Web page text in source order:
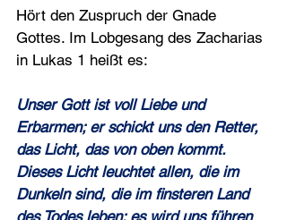
Hört den Zuspruch der Gnade
Gottes. Im Lobgesang des Zacharias
in Lukas 1 heißt es:
Unser Gott ist voll Liebe und
Erbarmen; er schickt uns den Retter,
das Licht, das von oben kommt.
Dieses Licht leuchtet allen, die im
Dunkeln sind, die im finsteren Land